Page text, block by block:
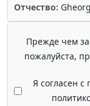
Отчество:
Прежде чем
пожалуйста,
Я согласен